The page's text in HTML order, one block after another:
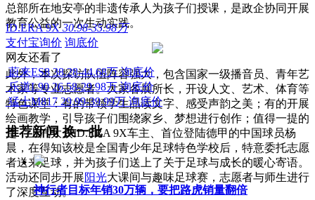
总部所在地安亭的非遗传承人为孩子们授课，是政企协同开展
教育公益的一次生动实践。
此外，本次探访队伍阵容强大，包含国家一级播音员、青年艺
术家等专业志愿者。大家各展所长，开设人文、艺术、体育等
特色课堂：有的带领学生品读文字、感受声韵之美；有的开展
绘画教学，引导孩子们围绕家乡、梦想进行创作；值得一提的
是，上汽大众ID.ERA 9X车主、首位登陆德甲的中国球员杨
晨，在得知该校是全国青少年足球特色学校后，特意委托志愿
者送来足球，并为孩子们送上了关于足球与成长的暖心寄语。
活动还同步开展阳光大课间与趣味足球赛，志愿者与师生进行
了深度互动。
ID.ERA 9X 30.98-35.98万
支付宝询价 询底价
网友还看了
蔚来ES8 38.28-44.68万 询底价
乐道L90 26.58-29.98万 询底价
猛士M817 29.99-39.99万 询底价
推荐新闻换一批
神行者目标年销30万辆，要把路虎销量翻倍